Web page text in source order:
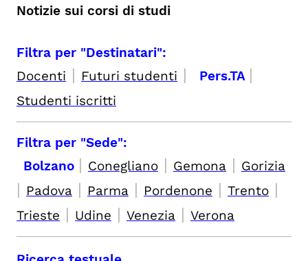
Notizie sui corsi di studi
Filtra per "Destinatari":
Docenti | Futuri studenti | Pers.TA |
Studenti iscritti
Filtra per "Sede":
Bolzano | Conegliano | Gemona | Gorizia
| Padova | Parma | Pordenone | Trento |
Trieste | Udine | Venezia | Verona